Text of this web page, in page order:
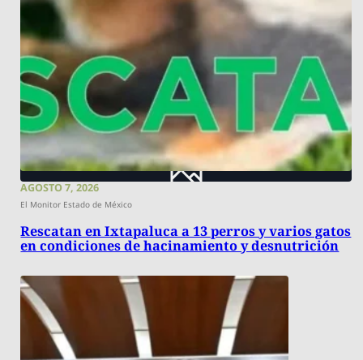
AGOSTO 7, 2026
El Monitor Estado de México
Rescatan en Ixtapaluca a 13 perros y varios gatos
en condiciones de hacinamiento y desnutrición